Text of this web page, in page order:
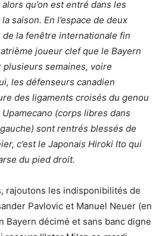
qu’on est entré dans les
saison. En l’espace de deux
la fenêtre internationale fin
joueur clef que le Bayern
semaines, voire
les défenseurs canadien
des ligaments croisés du genou
(corps libres dans
sont rentrés blessés de
c’est le Japonais Hiroki Ito qui
du pied droit.
rajoutons les indisponibilités de
Pavlovic et Manuel Neuer (en
Bayern décimé et sans banc digne